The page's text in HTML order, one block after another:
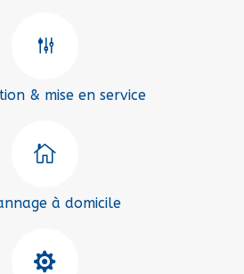
g
& mise en service

à domicile
